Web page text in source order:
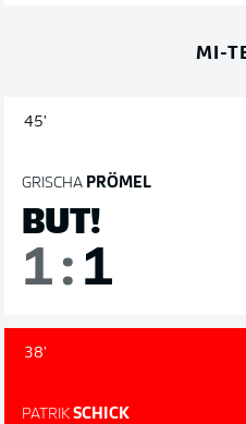
MI-
45'
GRISCHA PRÖMEL
BUT!
1: 1
38'
PATRIK SCHICK